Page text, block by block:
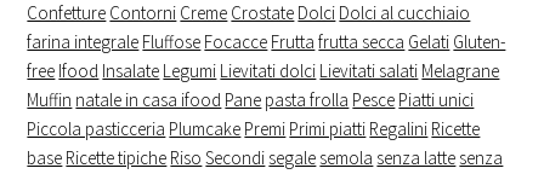
Confetture Contorni Creme Crostate Dolci Dolci al cucchiaio
farina integrale Fluffose Focacce Frutta frutta secca Gelati Gluten-
free Ifood Insalate Legumi Lievitati dolci Lievitati salati Melagrane
Muffin natale in casa ifood Pane pasta frolla Pesce Piatti unici
Piccola pasticceria Plumcake Premi Primi piatti Regalini Ricette
base Ricette tipiche Riso Secondi segale semola senza latte senza